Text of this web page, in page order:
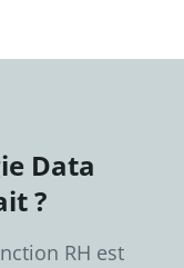
Data
?
RH est